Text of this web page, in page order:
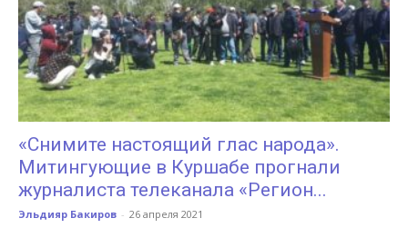
«Снимите настоящий глас народа».
Митингующие в Куршабе прогнали
журналиста телеканала «Регион...
Эльдияр Бакиров - 26 апреля 2021